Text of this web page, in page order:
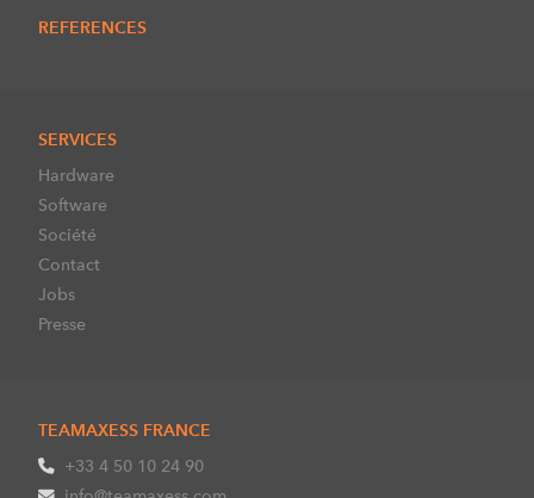
REFERENCES
SERVICES
Hardware
Software
Société
Contact
Jobs
Presse
TEAMAXESS FRANCE
+33 4 50 10 24 90